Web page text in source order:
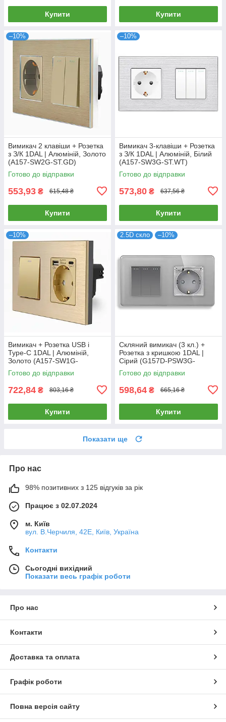
Купити Купити
–10%
Вимикач 2 клавіши + Розетка
з З/К 1DAL | Алюміній, Золото
(A157-SW2G-ST.GD)
Готово до відправки
553,93 ₴ 615,48 ₴
Купити
–10%
Вимикач 3-клавіши + Розетка
з З/К 1DAL | Алюміній, Білий
(A157-SW3G-ST.WT)
Готово до відправки
573,80 ₴ 637,56 ₴
Купити
–10%
Вимикач + Розетка USB і
Type-C 1DAL | Алюміній,
Золото (A157-SW1G-
STUTC.GD)
Готово до відправки
722,84 ₴ 803,16 ₴
Купити
2.5D скло –10%
Скляний вимикач (3 кл.) +
Розетка з кришкою 1DAL |
Сірий (G157D-PSW3G-
STCR.GR)
Готово до відправки
598,64 ₴ 665,16 ₴
Купити
Показати ще
Про нас
98% позитивних з 125 відгуків за рік
Працює з 02.07.2024
м. Київ
вул. В.Черчиля, 42Е, Київ, Україна
Контакти
Сьогодні вихідний
Показати весь графік роботи
Про нас
Контакти
Доставка та оплата
Графік роботи
Повна версія сайту